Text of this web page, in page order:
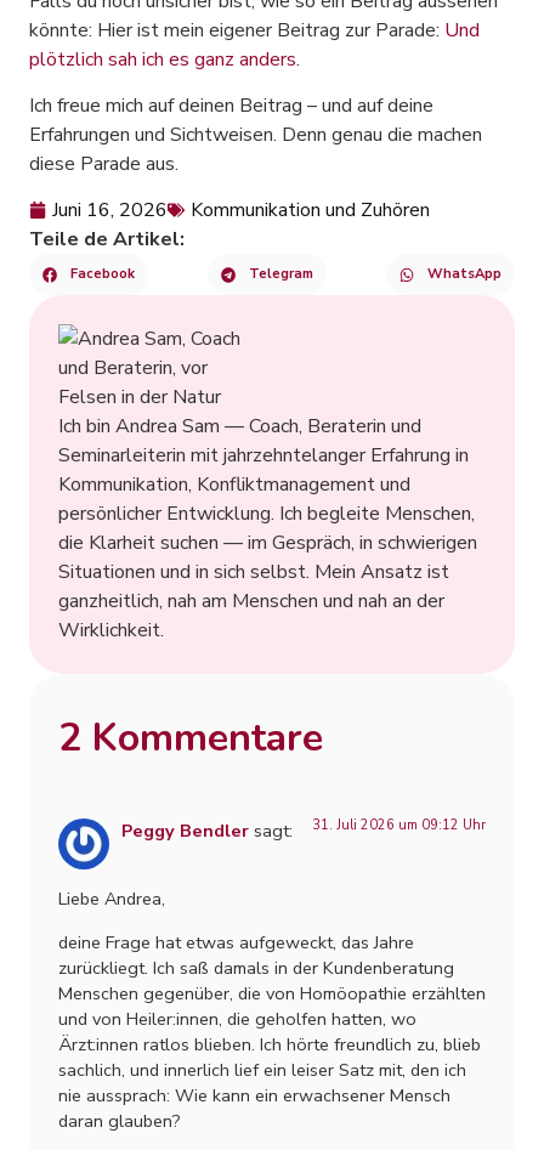
könnte: Hier ist mein eigener Beitrag zur Parade: Und
plötzlich sah ich es ganz anders.
Ich freue mich auf deinen Beitrag – und auf deine
Erfahrungen und Sichtweisen. Denn genau die machen
diese Parade aus.
Juni 16, 2026
Kommunikation und Zuhören
Teile de Artikel:
Facebook Telegram WhatsApp
Ich bin Andrea Sam — Coach, Beraterin und
Seminarleiterin mit jahrzehntelanger Erfahrung in
Kommunikation, Konfliktmanagement und
persönlicher Entwicklung. Ich begleite Menschen,
die Klarheit suchen — im Gespräch, in schwierigen
Situationen und in sich selbst. Mein Ansatz ist
ganzheitlich, nah am Menschen und nah an der
Wirklichkeit.
2 Kommentare
Peggy Bendler sagt: 31. Juli 2026 um 09:12 Uhr
Liebe Andrea,
deine Frage hat etwas aufgeweckt, das Jahre
zurückliegt. Ich saß damals in der Kundenberatung
Menschen gegenüber, die von Homöopathie erzählten
und von Heiler:innen, die geholfen hatten, wo
Ärzt:innen ratlos blieben. Ich hörte freundlich zu, blieb
sachlich, und innerlich lief ein leiser Satz mit, den ich
nie aussprach: Wie kann ein erwachsener Mensch
daran glauben?